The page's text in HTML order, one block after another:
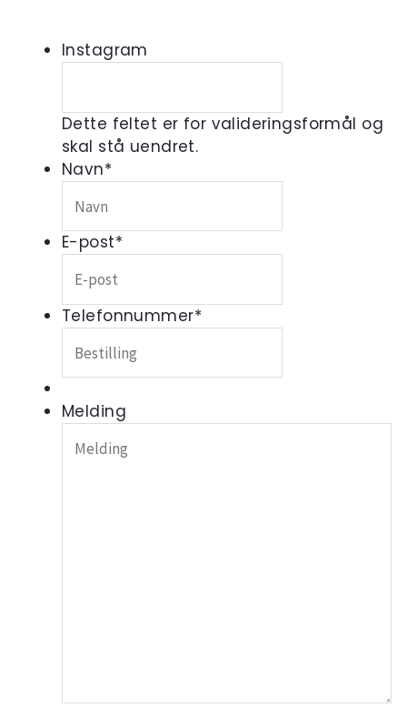
Instagram
Dette feltet er for valideringsformål og
skal stå uendret.
Navn*
E-post*
Telefonnummer*
Melding